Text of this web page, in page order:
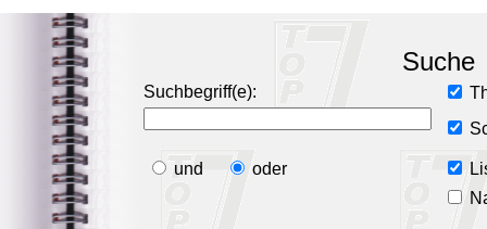
Suche
Suchbegriff(e):
und oder